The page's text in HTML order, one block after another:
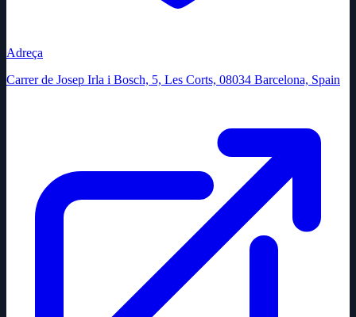
Adreça
Carrer de Josep Irla i Bosch, 5, Les Corts, 08034 Barcelona, Spain